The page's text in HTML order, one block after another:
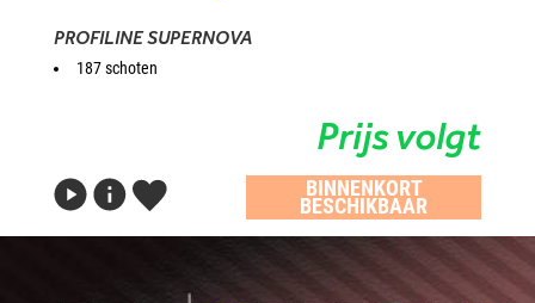
PROFILINE SUPERNOVA
187 schoten
Prijs volgt
BINNENKORT
BESCHIKBAAR